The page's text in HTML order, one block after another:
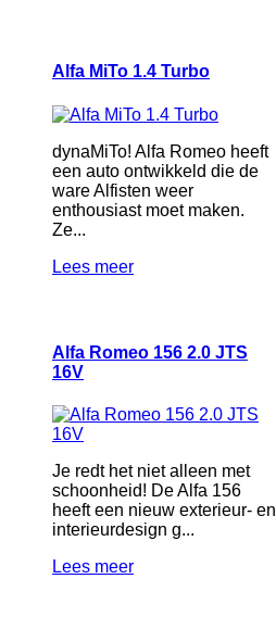
Alfa MiTo 1.4 Turbo
dynaMiTo! Alfa Romeo heeft
een auto ontwikkeld die de
ware Alfisten weer
enthousiast moet maken.
Ze...
Lees meer
Alfa Romeo 156 2.0 JTS
16V
Je redt het niet alleen met
schoonheid! De Alfa 156
heeft een nieuw exterieur- en
interieurdesign g...
Lees meer